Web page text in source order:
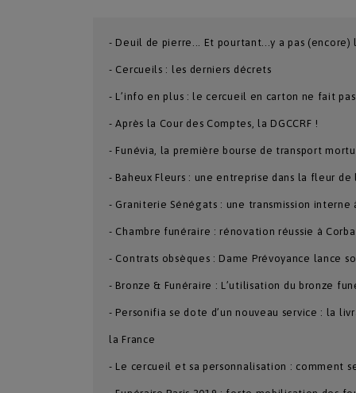
- Deuil de pierre... Et pourtant...y a pas
- Cercueils : les derniers décrets
- L’info en plus : le cercueil en carton ne fait
- Après la Cour des Comptes, la DGCCRF !
- Funévia, la première bourse de transport
- Baheux Fleurs : une entreprise dans la fleur de
- Graniterie Sénégats : une transmission
- Chambre funéraire : rénovation réussie à
- Contrats obsèques : Dame Prévoyance lance
- Bronze & Funéraire : L’utilisation du bronze
- Personifia se dote d’un nouveau service : la
la France
- Le cercueil et sa personnalisation : comment